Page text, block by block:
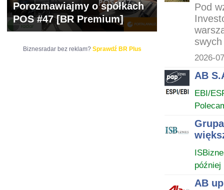
Pod
2026-
AB
EBI/
później
AB
Porozmawiajmy o spółkach
POS #47 [BR Premium]
Biznesradar bez reklam? Sprawdź BR Plus